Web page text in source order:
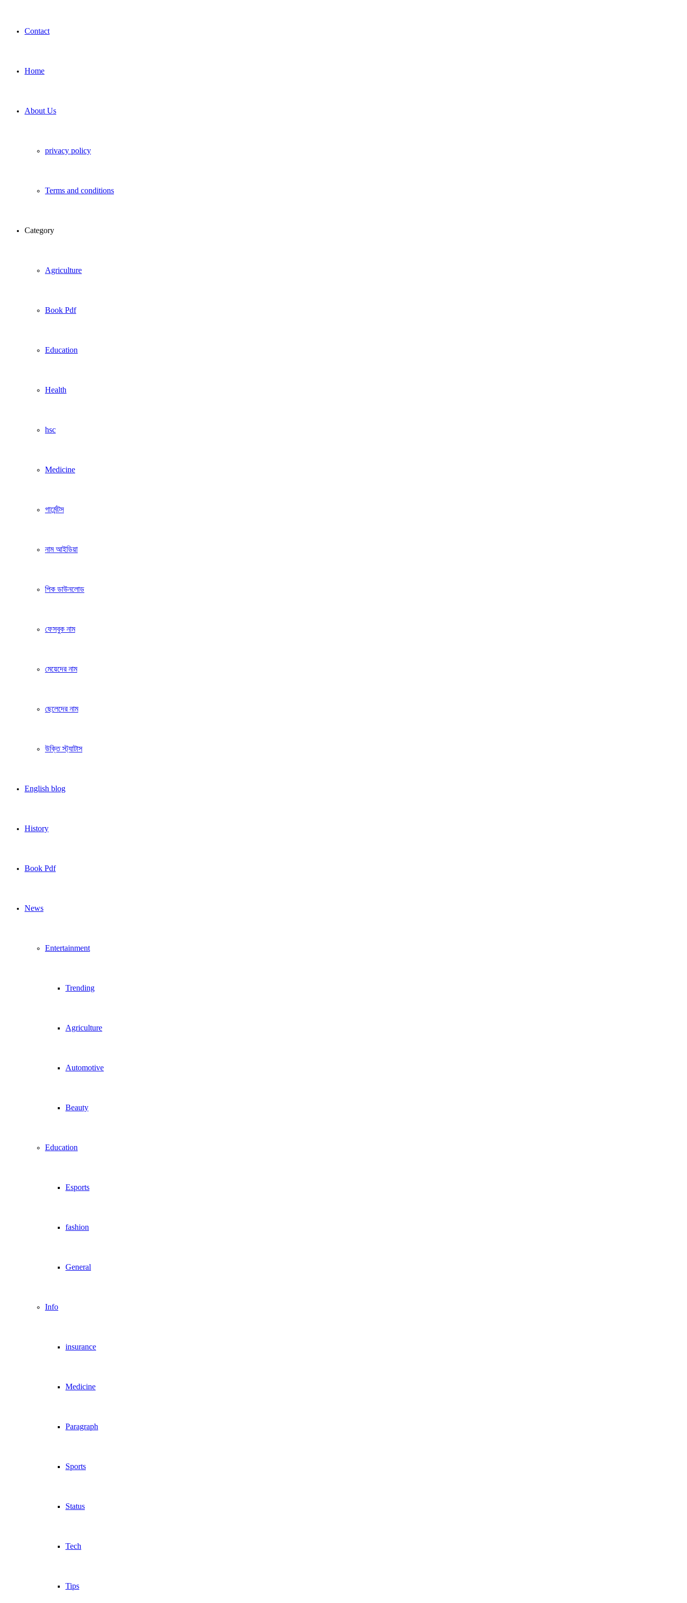
Contact
Home
About Us
privacy policy
Terms and conditions
Category
Agriculture
Book Pdf
Education
Health
hsc
Medicine
গার্মেন্টস
নাম আইডিয়া
পিক ডাউনলোড
ফেসবুক নাম
মেয়েদের নাম
ছেলেদের নাম
উক্তি স্ট্যাটাস
English blog
History
Book Pdf
News
Entertainment
Trending
Agriculture
Automotive
Beauty
Education
Esports
fashion
General
Info
insurance
Medicine
Paragraph
Sports
Status
Tech
Tips